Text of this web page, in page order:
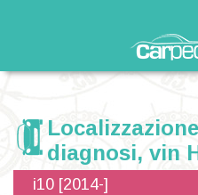
diagnosi, vin
i10 [2014-]